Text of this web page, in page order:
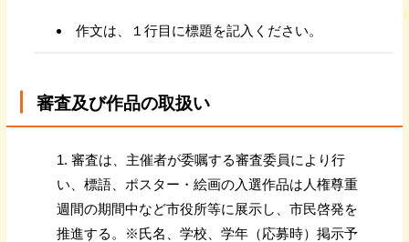
作文は、１行目に標題を記入ください。
審査及び作品の取扱い
審査は、主催者が委嘱する審査委員により行
い、標語、ポスター・絵画の入選作品は人権尊重
週間の期間中など市役所等に展示し、市民啓発を
推進する。※氏名、学校、学年（応募時）掲示予